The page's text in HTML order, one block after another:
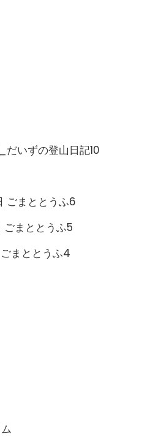
いずの登山日記10
ごまととうふ6
ごまととうふ5
まととうふ4